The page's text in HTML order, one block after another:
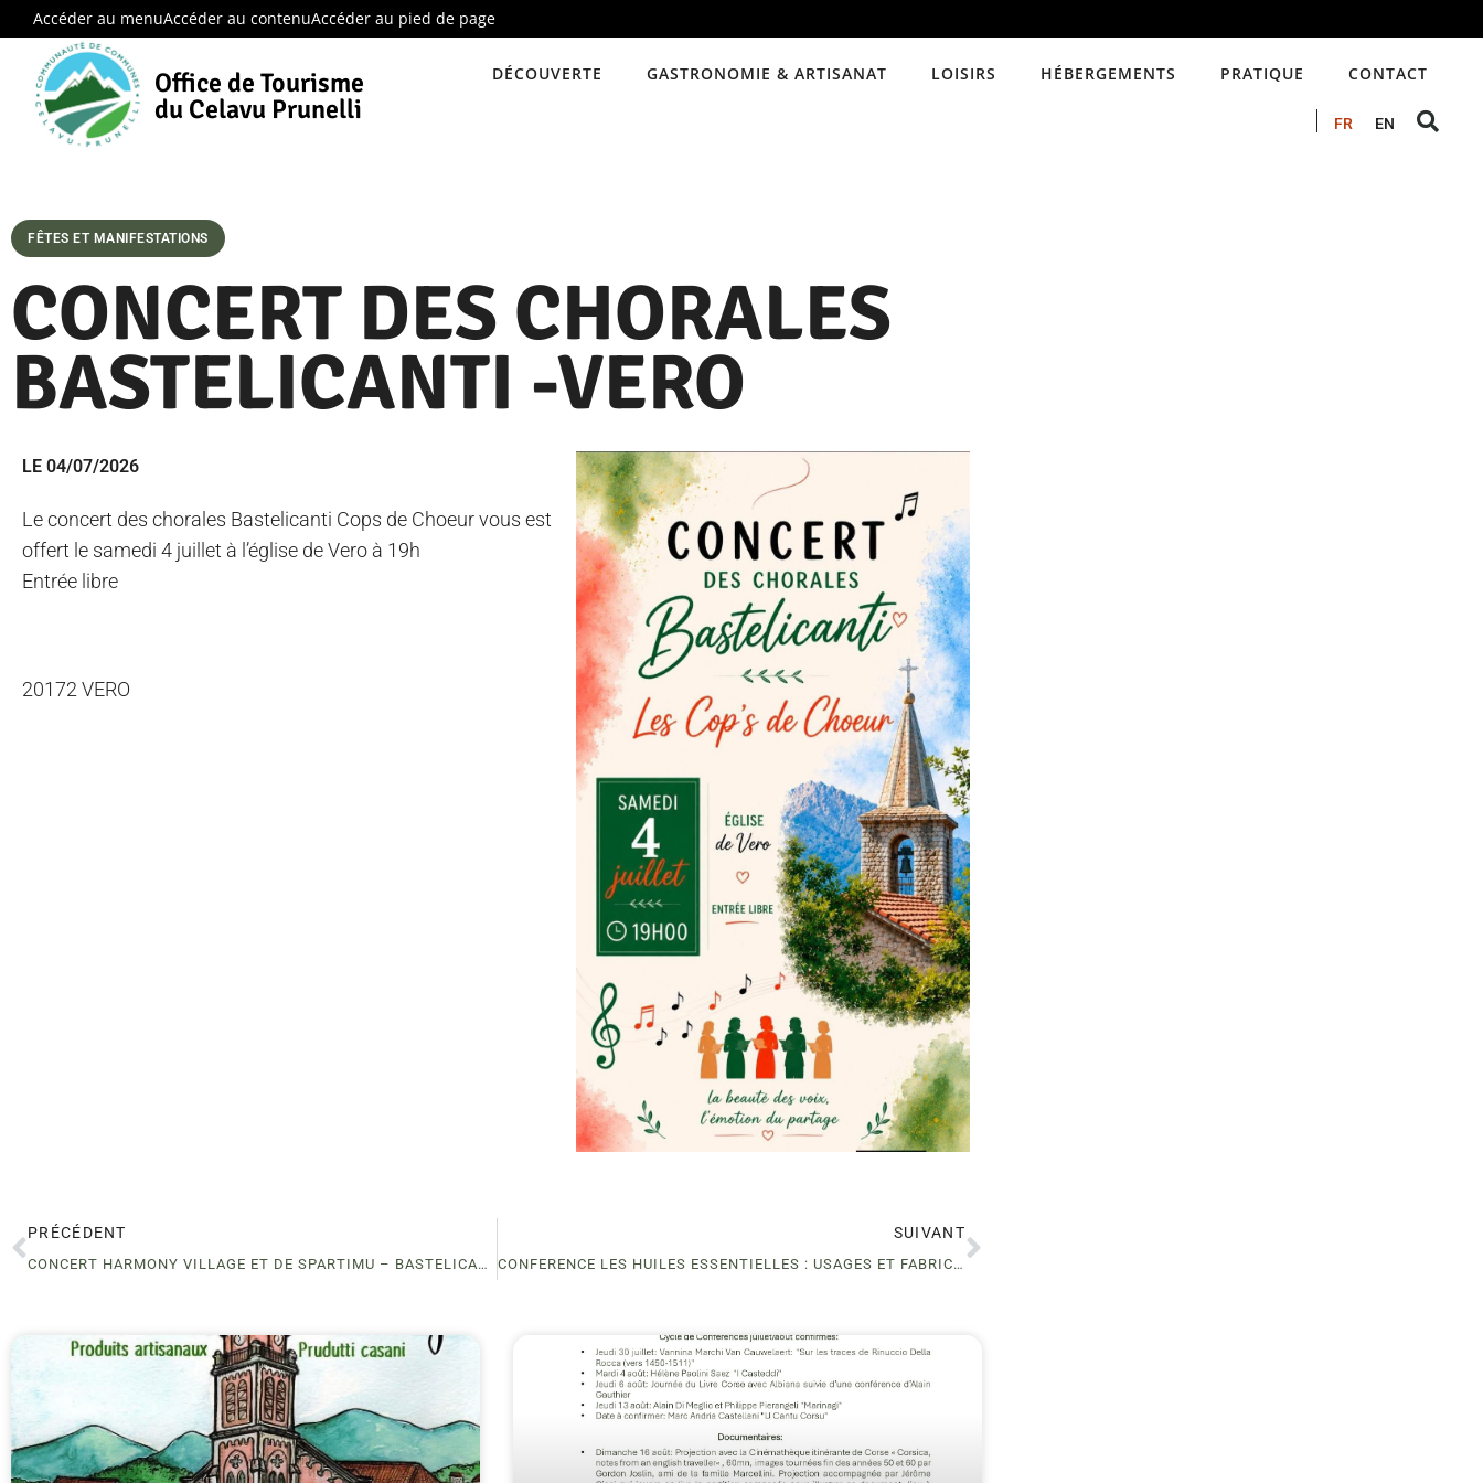
Accéder au menuAccéder au contenuAccéder au pied de page
Office de Tourisme
du Celavu Prunelli
DÉCOUVERTE GASTRONOMIE & ARTISANAT LOISIRS HÉBERGEMENTS PRATIQUE CONTACT
FR EN
FÊTES ET MANIFESTATIONS
CONCERT DES CHORALES
BASTELICANTI -VERO
LE 04/07/2026
Le concert des chorales Bastelicanti Cops de Choeur vous est
offert le samedi 4 juillet à l’église de Vero à 19h
Entrée libre
20172 VERO
PRÉCÉDENT
CONCERT HARMONY VILLAGE ET DE SPARTIMU – BASTELICACCIA
SUIVANT
CONFERENCE LES HUILES ESSENTIELLES : USAGES ET FABRICATION